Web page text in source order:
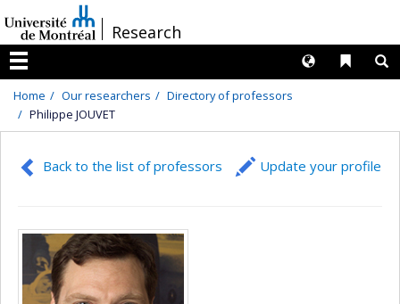
au
contenu
/Research
Menu
Liens
Langues
Home Our researchers
Directory of professors
Philippe JOUVET
Back to the list of professors Update your profile